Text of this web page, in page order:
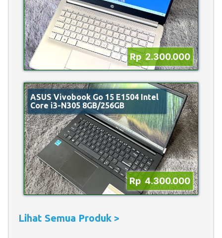
Rp 2.300.000
ASUS Vivobook Go 15 E1504 Intel
Core i3-N305 8GB/256GB
Rp 4.300.000
Lihat Semua Produk >